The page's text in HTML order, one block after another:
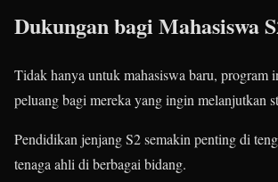
Dukungan bagi Mahasiswa
Tidak hanya untuk mahasiswa baru, program
peluang bagi mereka yang ingin melanjutkan
Pendidikan jenjang S2 semakin penting di
tenaga ahli di berbagai bidang.